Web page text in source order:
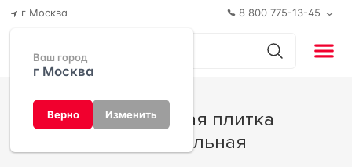
г Москва
Ваш город
г Москва
Верно Изменить
8 800 775-13-45
Керамическая плитка
Шестиугольная